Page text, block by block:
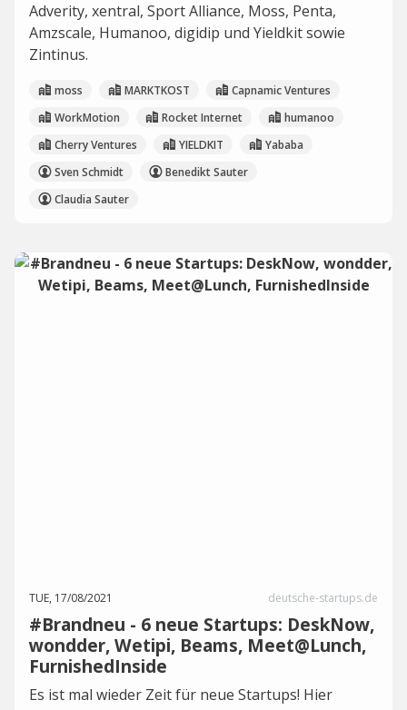
Adverity, xentral, Sport Alliance, Moss, Penta,
Amzscale, Humanoo, digidip und Yieldkit sowie
Zintinus.
moss MARKTKOST
Capnamic Ventures
WorkMotion
Rocket Internet
humanoo
Cherry Ventures
YIELDKIT
Yababa
Sven Schmidt
Benedikt Sauter
Claudia Sauter
TUE, 17/08/2021 deutsche-startups.de
#Brandneu - 6 neue Startups: DeskNow,
wondder, Wetipi, Beams, Meet@Lunch,
FurnishedInside
Es ist mal wieder Zeit für neue Startups! Hier